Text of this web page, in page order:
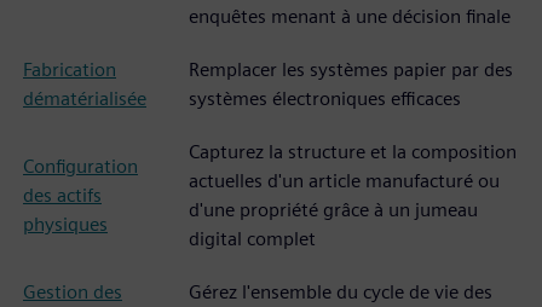
enquêtes menant à une décision finale
Fabrication
dématérialisée
Remplacer les systèmes papier par des
systèmes électroniques efficaces
Configuration
des actifs
physiques
Capturez la structure et la composition
actuelles d'un article manufacturé ou
d'une propriété grâce à un jumeau
digital complet
Gestion des
Gérez l'ensemble du cycle de vie des